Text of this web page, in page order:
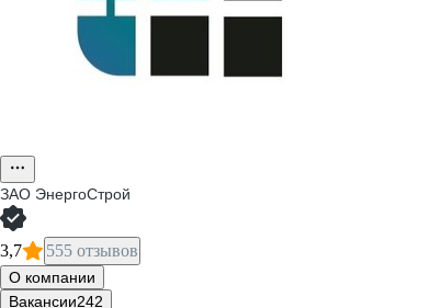
ЗАО ЭнергоСтрой
3,7 555 отзывов
О компании
Вакансии242